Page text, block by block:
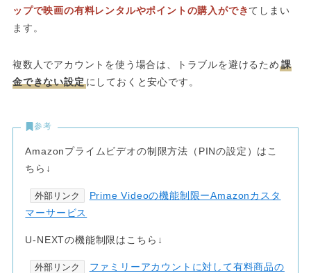
ップで映画の有料レンタルやポイントの購入ができてしまい
ます。
複数人でアカウントを使う場合は、トラブルを避けるため 課
金できない設定にしておくと安心です。
参考
Amazonプライムビデオの制限方法（PINの設定）はこ
ちら↓
外部リンク
Prime Videoの機能制限ーAmazonカスタ
マーサービス
U-NEXTの機能制限はこちら↓
外部リンク
ファミリーアカウントに対して有料商品の